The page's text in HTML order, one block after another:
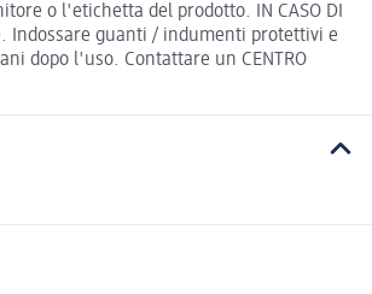
o l'etichetta del prodotto. IN CASO DI
Indossare guanti / indumenti protettivi e
dopo l'uso. Contattare un CENTRO